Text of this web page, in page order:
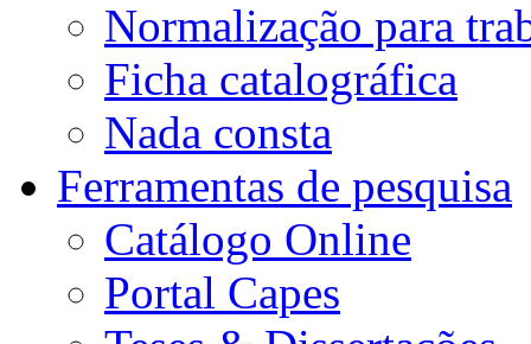
Normalização para
Ficha catalográfica
Nada consta
Ferramentas de pesquisa
Catálogo Online
Portal Capes